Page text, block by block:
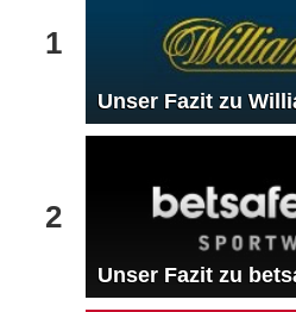
1
Unser Fazit zu
2
Unser Fazit zu